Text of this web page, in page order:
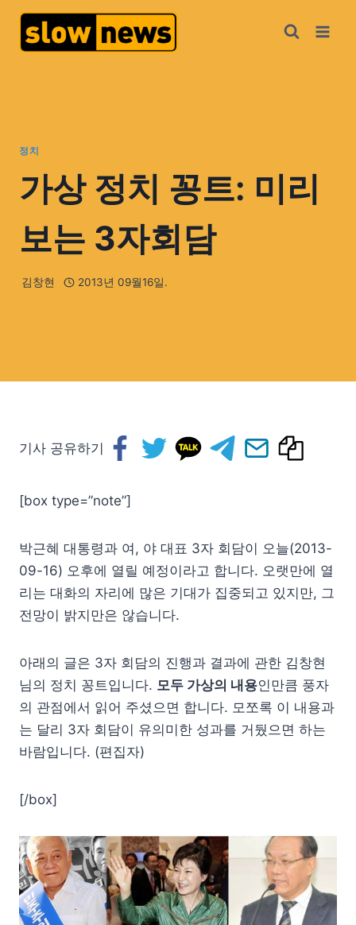
정치
가상 정치 꽁트: 미리
보는 3자회담
김창현 2013년 09월16일.
기사 공유하기
[box type=”note”]
박근혜 대통령과 여, 야 대표 3자 회담이 오늘(2013-
09-16) 오후에 열릴 예정이라고 합니다. 오랫만에 열
리는 대화의 자리에 많은 기대가 집중되고 있지만, 그
전망이 밝지만은 않습니다.
아래의 글은 3자 회담의 진행과 결과에 관한 김창현
님의 정치 꽁트입니다. 모두 가상의 내용인만큼 풍자
의 관점에서 읽어 주셨으면 합니다. 모쪼록 이 내용과
는 달리 3자 회담이 유의미한 성과를 거뒀으면 하는
바람입니다. (편집자)
[/box]